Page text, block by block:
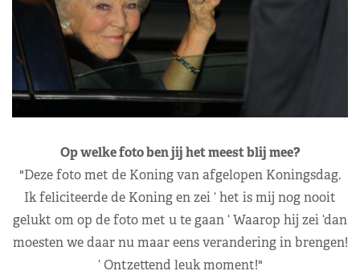
Op welke foto ben jij het meest blij mee?
"Deze foto met de Koning van afgelopen Koningsdag.
Ik feliciteerde de Koning en zei ‘ het is mij nog nooit
gelukt om op de foto met u te gaan ‘ Waarop hij zei ‘dan
moesten we daar nu maar eens verandering in brengen!
‘ Ontzettend leuk moment!"